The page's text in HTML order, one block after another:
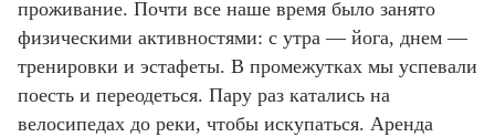
проживание. Почти все наше время было занято
физическими активностями: с утра — йога, днем —
тренировки и эстафеты. В промежутках мы успевали
поесть и переодеться. Пару раз катались на
велосипедах до реки, чтобы искупаться. Аренда